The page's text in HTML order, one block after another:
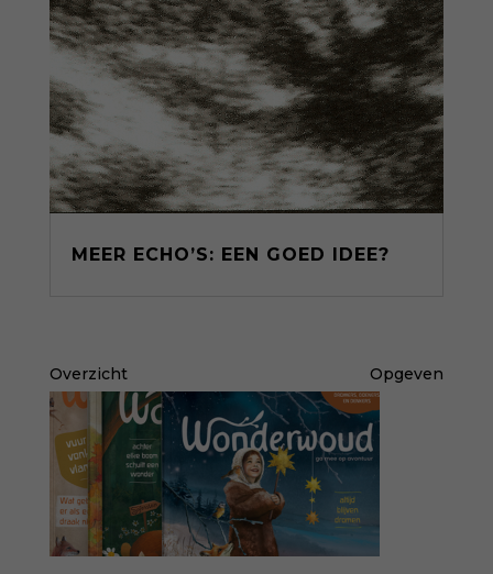
MEER ECHO’S: EEN GOED IDEE?
Overzicht Opgeven